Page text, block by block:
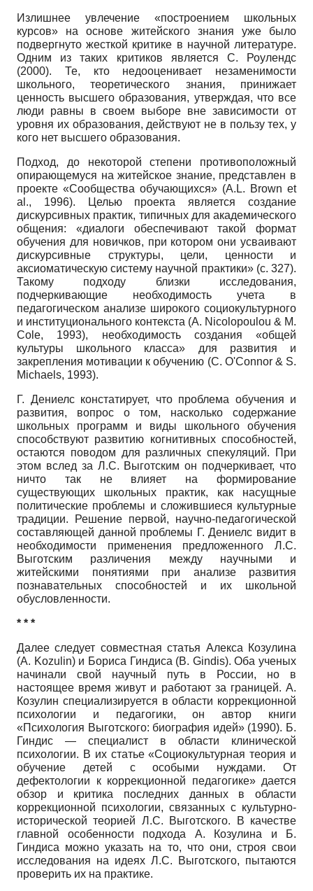
Излишнее увлечение «построением школьных
курсов» на основе житейского знания уже было
подвергнуто жесткой критике в научной литературе.
Одним из таких критиков является С. Роулендс
(2000). Те, кто недооценивает незаменимости
школьного, теоретического знания, принижает
ценность высшего образования, утверждая, что все
люди равны в своем выборе вне зависимости от
уровня их образования, действуют не в пользу тех, у
кого нет высшего образования.
Подход, до некоторой степени противоположный
опирающемуся на житейское знание, представлен в
проекте «Сообщества обучающихся» (A.L. Brown et
al., 1996). Целью проекта является создание
дискурсивных практик, типичных для академического
общения: «диалоги обеспечивают такой формат
обучения для новичков, при котором они усваивают
дискурсивные структуры, цели, ценности и
аксиоматическую систему научной практики» (с. 327).
Такому подходу близки исследования,
подчеркивающие необходимость учета в
педагогическом анализе широкого социокультурного
и институционального контекста (A. Nicolopoulou & M.
Cole, 1993), необходимость создания «общей
культуры школьного класса» для развития и
закрепления мотивации к обучению (C. O'Connor & S.
Michaels, 1993).
Г. Дениелс констатирует, что проблема обучения и
развития, вопрос о том, насколько содержание
школьных программ и виды школьного обучения
способствуют развитию когнитивных способностей,
остаются поводом для различных спекуляций. При
этом вслед за Л.С. Выготским он подчеркивает, что
ничто так не влияет на формирование
существующих школьных практик, как насущные
политические проблемы и сложившиеся культурные
традиции. Решение первой, научно-педагогической
составляющей данной проблемы Г. Дениелс видит в
необходимости применения предложенного Л.С.
Выготским различения между научными и
житейскими понятиями при анализе развития
познавательных способностей и их школьной
обусловленности.
* * *
Далее следует совместная статья Алекса Козулина
(A. Kozulin) и Бориса Гиндиса (B. Gindis). Оба ученых
начинали свой научный путь в России, но в
настоящее время живут и работают за границей. А.
Козулин специализируется в области коррекционной
психологии и педагогики, он автор книги
«Психология Выготского: биография идей» (1990). Б.
Гиндис — специалист в области клинической
психологии. В их статье «Социокультурная теория и
обучение детей с особыми нуждами. От
дефектологии к коррекционной педагогике» дается
обзор и критика последних данных в области
коррекционной психологии, связанных с культурно-
исторической теорией Л.С. Выготского. В качестве
главной особенности подхода А. Козулина и Б.
Гиндиса можно указать на то, что они, строя свои
исследования на идеях Л.С. Выготского, пытаются
проверить их на практике.